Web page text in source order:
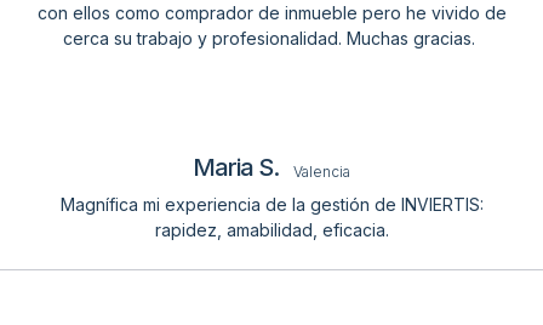
con ellos como comprador de inmueble pero he vivido de
cerca su trabajo y profesionalidad. Muchas gracias.
Maria S. Valencia
Magnífica mi experiencia de la gestión de INVIERTIS:
rapidez, amabilidad, eficacia.